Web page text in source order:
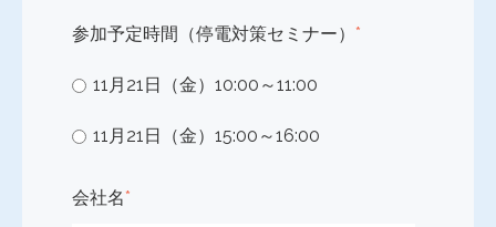
参加予定時間（停電対策セミナー） *
11月21日（金）10:00～11:00
11月21日（金）15:00～16:00
会社名*